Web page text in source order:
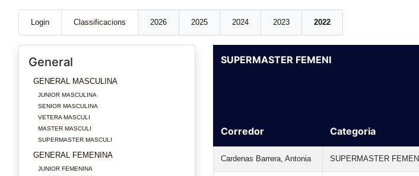
Login Classificacions 2026 2025 2024 2023 2022
General
GENERAL MASCULINA
JUNIOR MASCULINA
SENIOR MASCULINA
VETERA MASCULI
MASTER MASCULI
SUPERMASTER MASCULI
GENERAL FEMENINA
JUNIOR FEMENINA
SUPERMASTER FEMENI
Corredor Categoria
Cardenas Barrera, Antonia SUPERMASTER FEMENI